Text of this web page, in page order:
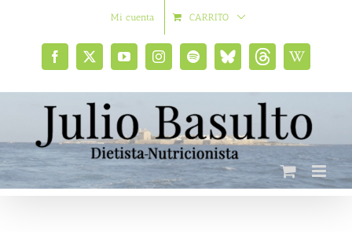
Mi cuenta CARRITO
Facebook
X YouTubeInstagramSpotifyBluesky
social
ThreadsWikipedia